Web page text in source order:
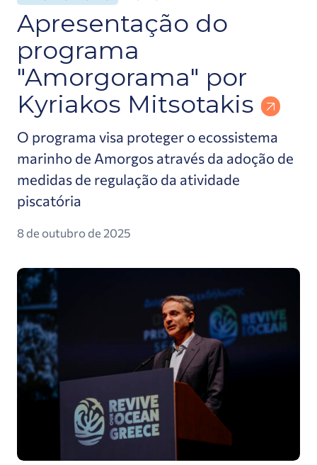
Apresentação do
programa
"Amorgorama" por
Kyriakos Mitsotakis
O programa visa proteger o ecossistema
marinho de Amorgos através da adoção de
medidas de regulação da atividade
piscatória
8 de outubro de 2025
Mitsotakis: Muito em breve criaremos parques